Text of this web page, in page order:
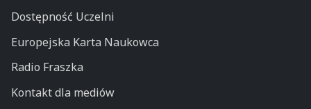
Dostępność Uczelni
Europejska Karta Naukowca
Radio Fraszka
Kontakt dla mediów